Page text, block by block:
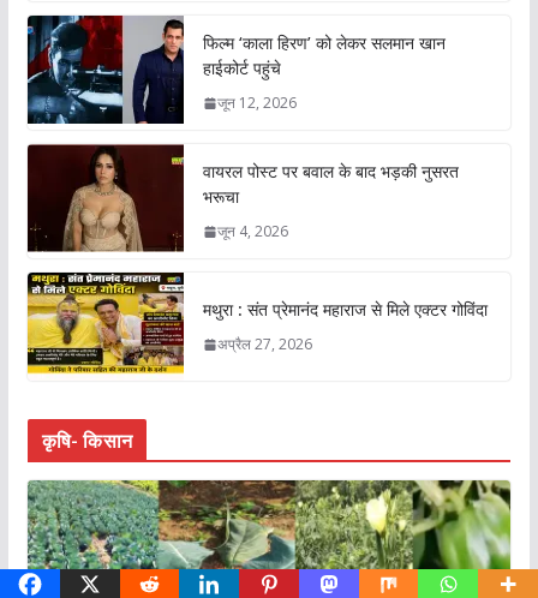
फिल्म ‘काला हिरण’ को लेकर सलमान खान
हाईकोर्ट पहुंचे
जून 12, 2026
वायरल पोस्ट पर बवाल के बाद भड़की नुसरत
भरूचा
जून 4, 2026
मथुरा : संत प्रेमानंद महाराज से मिले एक्टर गोविंदा
अप्रैल 27, 2026
कृषि- किसान